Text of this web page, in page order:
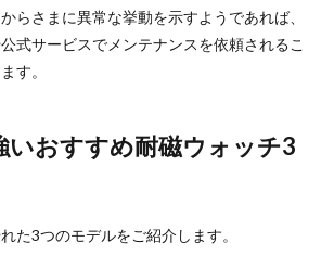
らさまに異常な挙動を示すようであれば、
式サービスでメンテナンスを依頼されるこ
す。
いおすすめ耐磁ウォッチ3
た3つのモデルをご紹介します。